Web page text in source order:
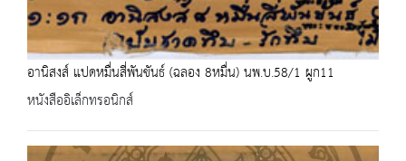
อานิสงส์ แปดหมื่นสี่พันขันธ์ (ฉลอง 8หมื่น) นพ.บ.58/1 ผูก11
หนังสืออิเล็กทรอนิกส์